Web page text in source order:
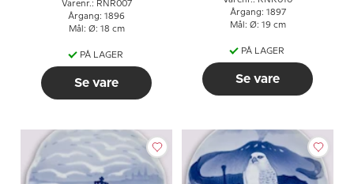
Varenr.: RNR007
Årgang: 1896
Mål: Ø: 18 cm
PÅ LAGER
Se vare
Årgang: 1897
Mål: Ø: 19 cm
PÅ LAGER
Se vare